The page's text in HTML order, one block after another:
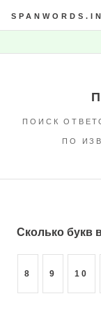
ПОИСК
ПО
Сколько букв
8 9 10